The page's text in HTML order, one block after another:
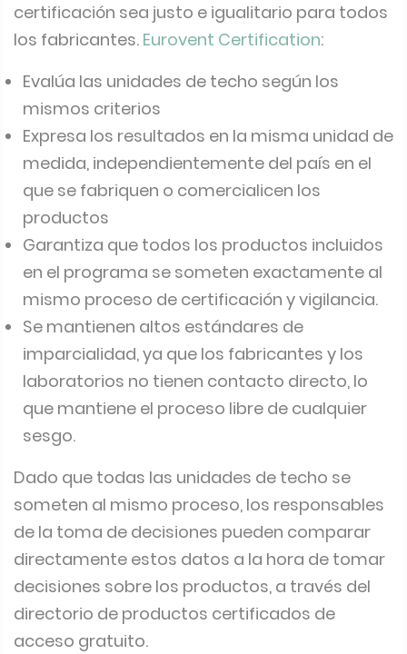
certificación sea justo e igualitario para todos
los fabricantes. Eurovent Certification:
Evalúa las unidades de techo según los
mismos criterios
Expresa los resultados en la misma unidad de
medida, independientemente del país en el
que se fabriquen o comercialicen los
productos
Garantiza que todos los productos incluidos
en el programa se someten exactamente al
mismo proceso de certificación y vigilancia.
Se mantienen altos estándares de
imparcialidad, ya que los fabricantes y los
laboratorios no tienen contacto directo, lo
que mantiene el proceso libre de cualquier
sesgo.
Dado que todas las unidades de techo se
someten al mismo proceso, los responsables
de la toma de decisiones pueden comparar
directamente estos datos a la hora de tomar
decisiones sobre los productos, a través del
directorio de productos certificados de
acceso gratuito.